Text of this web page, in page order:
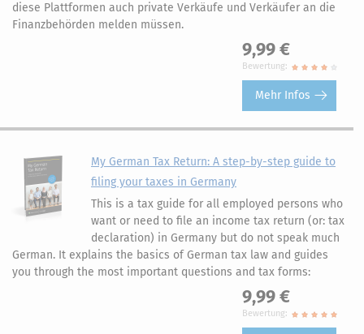
diese Plattformen auch private Verkäufe und Verkäufer an die
Finanzbehörden melden müssen.
9,99 €
Bewertung:
Mehr Infos
My German Tax Return: A step-by-step guide to
filing your taxes in Germany
This is a tax guide for all employed persons who
want or need to file an income tax return (or: tax
declaration) in Germany but do not speak much
German. It explains the basics of German tax law and guides
you through the most important questions and tax forms:
9,99 €
Bewertung: